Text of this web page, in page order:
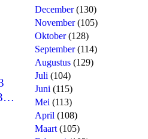
December(130)
November(105)
Oktober(128)
September(114)
Augustus (129)
Juli (104)
Juni (115)
Mei (113)
April (108)
Maart (105)